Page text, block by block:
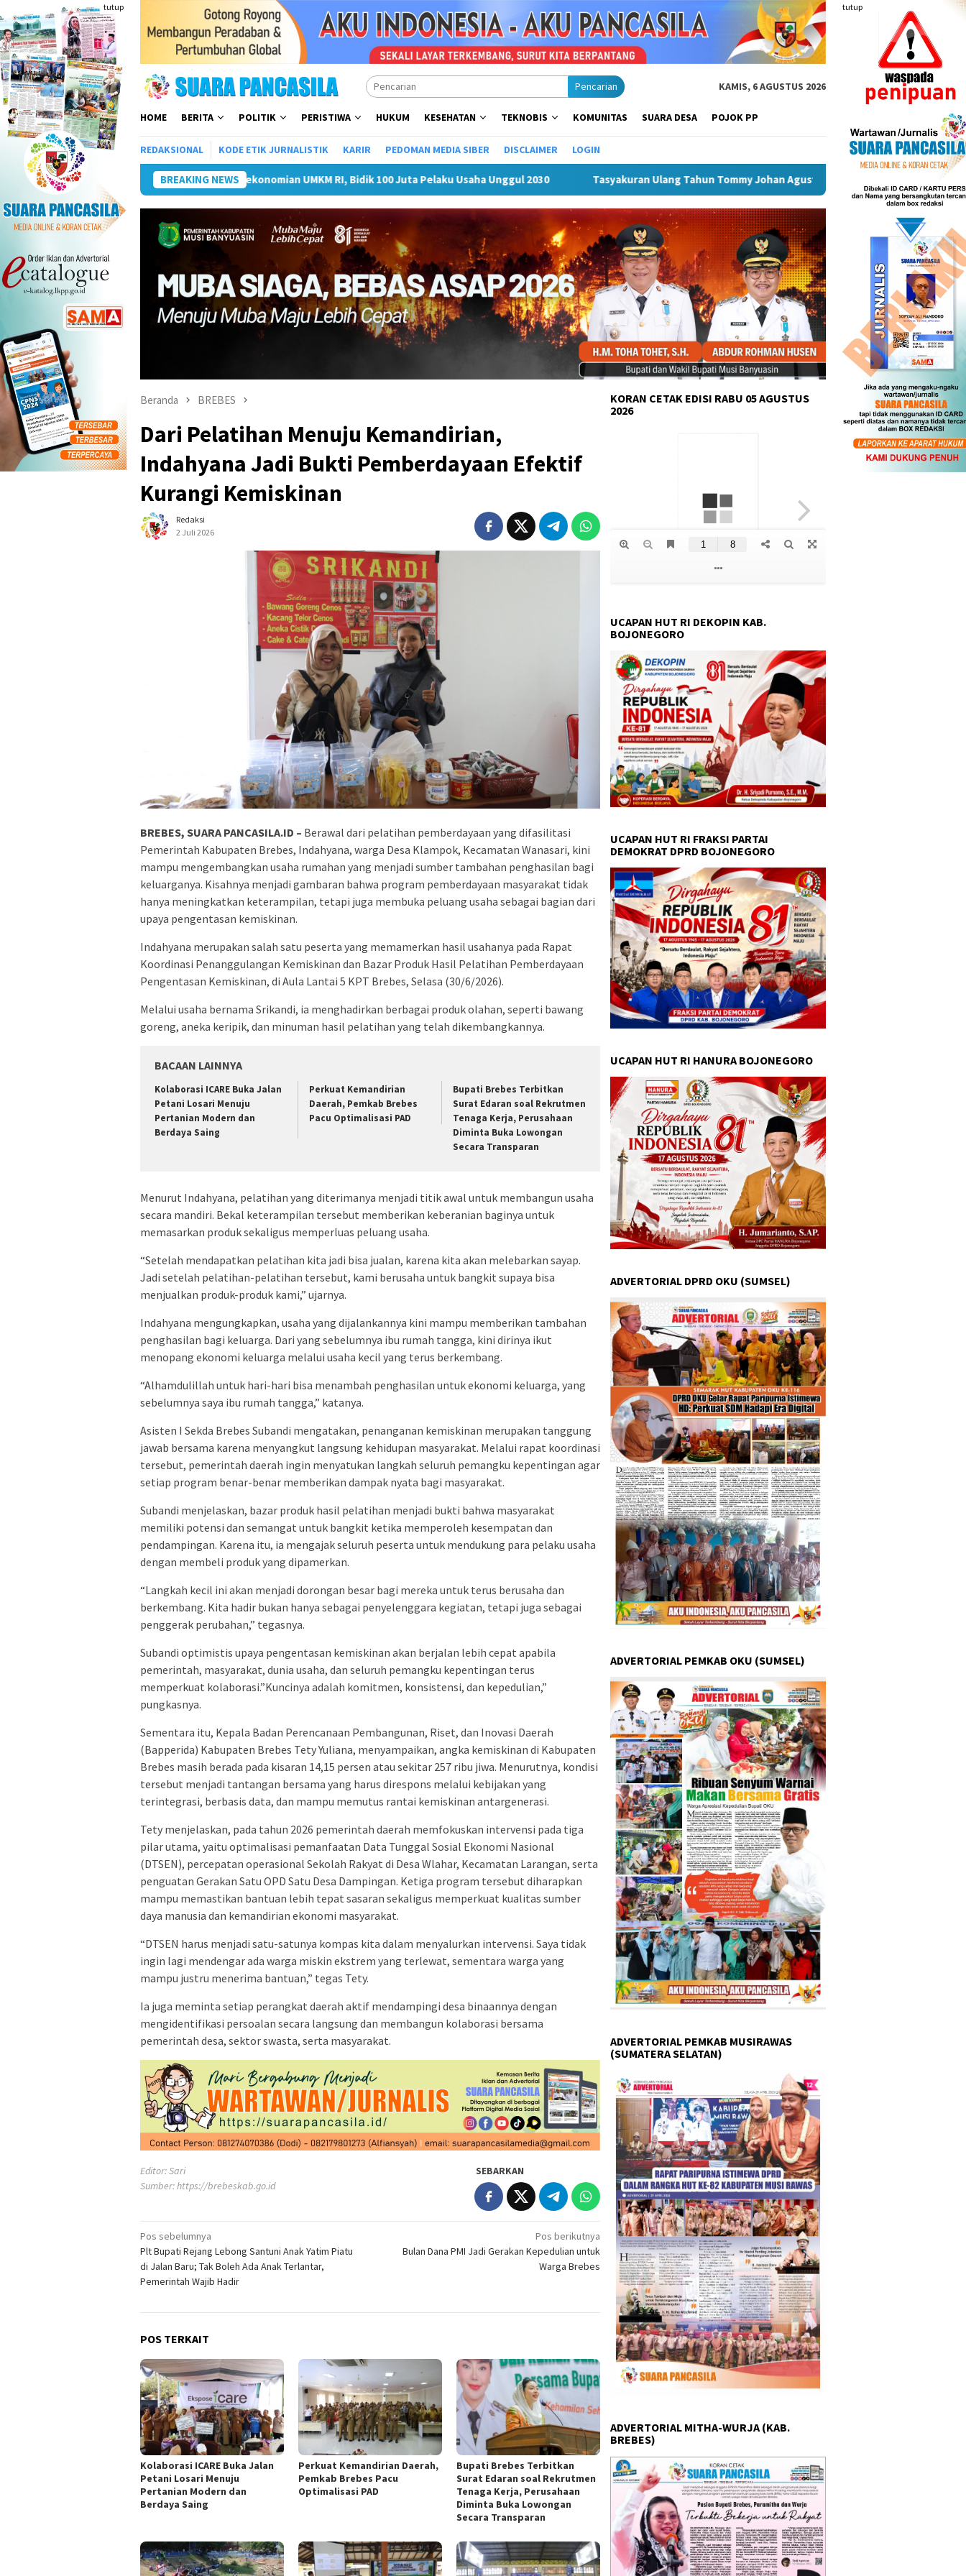
ke
konten
tutup tutup
Pencarian KAMIS, 6 AGUSTUS 2026
HOME BERITA POLITIK PERISTIWA HUKUM KESEHATAN TEKNOBIS KOMUNITAS SUARA DESA POJOK PP
REDAKSIONAL KODE ETIK JURNALISTIK KARIR PEDOMAN MEDIA SIBER DISCLAIMER LOGIN
BREAKING NEWS
UMKM RI, Bidik 100 Juta Pelaku Usaha Unggul 2030 Tasyakuran Ulang Tahun Tommy Johan Agusta Warnai Launching Joglo Seminingrat, Jadi Ruang Pelestarian Tosan Aji dan
Beranda BREBES
Dari Pelatihan Menuju Kemandirian,
Indahyana Jadi Bukti Pemberdayaan Efektif
Kurangi Kemiskinan
Redaksi
2 Juli 2026
BREBES, SUARA PANCASILA.ID – Berawal dari pelatihan pemberdayaan yang difasilitasi
Pemerintah Kabupaten Brebes, Indahyana, warga Desa Klampok, Kecamatan Wanasari, kini
mampu mengembangkan usaha rumahan yang menjadi sumber tambahan penghasilan bagi
keluarganya. Kisahnya menjadi gambaran bahwa program pemberdayaan masyarakat tidak
hanya meningkatkan keterampilan, tetapi juga membuka peluang usaha sebagai bagian dari
upaya pengentasan kemiskinan.
Indahyana merupakan salah satu peserta yang memamerkan hasil usahanya pada Rapat
Koordinasi Penanggulangan Kemiskinan dan Bazar Produk Hasil Pelatihan Pemberdayaan
Pengentasan Kemiskinan, di Aula Lantai 5 KPT Brebes, Selasa (30/6/2026).
Melalui usaha bernama Srikandi, ia menghadirkan berbagai produk olahan, seperti bawang
goreng, aneka keripik, dan minuman hasil pelatihan yang telah dikembangkannya.
BACAAN LAINNYA
Kolaborasi ICARE Buka Jalan
Petani Losari Menuju
Pertanian Modern dan
Berdaya Saing
Perkuat Kemandirian
Daerah, Pemkab Brebes
Pacu Optimalisasi PAD
Bupati Brebes Terbitkan
Surat Edaran soal Rekrutmen
Tenaga Kerja, Perusahaan
Diminta Buka Lowongan
Secara Transparan
Menurut Indahyana, pelatihan yang diterimanya menjadi titik awal untuk membangun usaha
secara mandiri. Bekal keterampilan tersebut memberikan keberanian baginya untuk
memasarkan produk sekaligus memperluas peluang usaha.
“Setelah mendapatkan pelatihan kita jadi bisa jualan, karena kita akan melebarkan sayap.
Jadi setelah pelatihan-pelatihan tersebut, kami berusaha untuk bangkit supaya bisa
menjualkan produk-produk kami,” ujarnya.
Indahyana mengungkapkan, usaha yang dijalankannya kini mampu memberikan tambahan
penghasilan bagi keluarga. Dari yang sebelumnya ibu rumah tangga, kini dirinya ikut
menopang ekonomi keluarga melalui usaha kecil yang terus berkembang.
“Alhamdulillah untuk hari-hari bisa menambah penghasilan untuk ekonomi keluarga, yang
sebelumnya saya ibu rumah tangga,” katanya.
Asisten I Sekda Brebes Subandi mengatakan, penanganan kemiskinan merupakan tanggung
jawab bersama karena menyangkut langsung kehidupan masyarakat. Melalui rapat koordinasi
tersebut, pemerintah daerah ingin menyatukan langkah seluruh pemangku kepentingan agar
setiap program benar-benar memberikan dampak nyata bagi masyarakat.
Subandi menjelaskan, bazar produk hasil pelatihan menjadi bukti bahwa masyarakat
memiliki potensi dan semangat untuk bangkit ketika memperoleh kesempatan dan
pendampingan. Karena itu, ia mengajak seluruh peserta untuk mendukung para pelaku usaha
dengan membeli produk yang dipamerkan.
“Langkah kecil ini akan menjadi dorongan besar bagi mereka untuk terus berusaha dan
berkembang. Kita hadir bukan hanya sebagai penyelenggara kegiatan, tetapi juga sebagai
penggerak perubahan,” tegasnya.
Subandi optimistis upaya pengentasan kemiskinan akan berjalan lebih cepat apabila
pemerintah, masyarakat, dunia usaha, dan seluruh pemangku kepentingan terus
memperkuat kolaborasi.”Kuncinya adalah komitmen, konsistensi, dan kepedulian,”
pungkasnya.
Sementara itu, Kepala Badan Perencanaan Pembangunan, Riset, dan Inovasi Daerah
(Bapperida) Kabupaten Brebes Tety Yuliana, menyampaikan, angka kemiskinan di Kabupaten
Brebes masih berada pada kisaran 14,15 persen atau sekitar 257 ribu jiwa. Menurutnya, kondisi
tersebut menjadi tantangan bersama yang harus direspons melalui kebijakan yang
terintegrasi, berbasis data, dan mampu memutus rantai kemiskinan antargenerasi.
Tety menjelaskan, pada tahun 2026 pemerintah daerah memfokuskan intervensi pada tiga
pilar utama, yaitu optimalisasi pemanfaatan Data Tunggal Sosial Ekonomi Nasional
(DTSEN), percepatan operasional Sekolah Rakyat di Desa Wlahar, Kecamatan Larangan, serta
penguatan Gerakan Satu OPD Satu Desa Dampingan. Ketiga program tersebut diharapkan
mampu memastikan bantuan lebih tepat sasaran sekaligus memperkuat kualitas sumber
daya manusia dan kemandirian ekonomi masyarakat.
“DTSEN harus menjadi satu-satunya kompas kita dalam menyalurkan intervensi. Saya tidak
ingin lagi mendengar ada warga miskin ekstrem yang terlewat, sementara warga yang
mampu justru menerima bantuan,” tegas Tety.
Ia juga meminta setiap perangkat daerah aktif mendampingi desa binaannya dengan
mengidentifikasi persoalan secara langsung dan membangun kolaborasi bersama
pemerintah desa, sektor swasta, serta masyarakat.
Editor: Sari
Sumber:https://brebeskab.go.id
SEBARKAN
Navigasi
pos
Pos sebelumnya
Plt Bupati Rejang Lebong Santuni Anak Yatim Piatu
di Jalan Baru; Tak Boleh Ada Anak Terlantar,
Pemerintah Wajib Hadir
Pos berikutnya
Bulan Dana PMI Jadi Gerakan Kepedulian untuk
Warga Brebes
POS TERKAIT
Kolaborasi ICARE Buka Jalan
Petani Losari Menuju
Pertanian Modern dan
Berdaya Saing
Perkuat Kemandirian Daerah,
Pemkab Brebes Pacu
Optimalisasi PAD
Bupati Brebes Terbitkan
Surat Edaran soal Rekrutmen
Tenaga Kerja, Perusahaan
Diminta Buka Lowongan
Secara Transparan
KORAN CETAK EDISI RABU 05 AGUSTUS
2026
UCAPAN HUT RI DEKOPIN KAB.
BOJONEGORO
UCAPAN HUT RI FRAKSI PARTAI
DEMOKRAT DPRD BOJONEGORO
UCAPAN HUT RI HANURA BOJONEGORO
ADVERTORIAL DPRD OKU (SUMSEL)
ADVERTORIAL PEMKAB OKU (SUMSEL)
ADVERTORIAL PEMKAB MUSIRAWAS
(SUMATERA SELATAN)
ADVERTORIAL MITHA-WURJA (KAB.
BREBES)